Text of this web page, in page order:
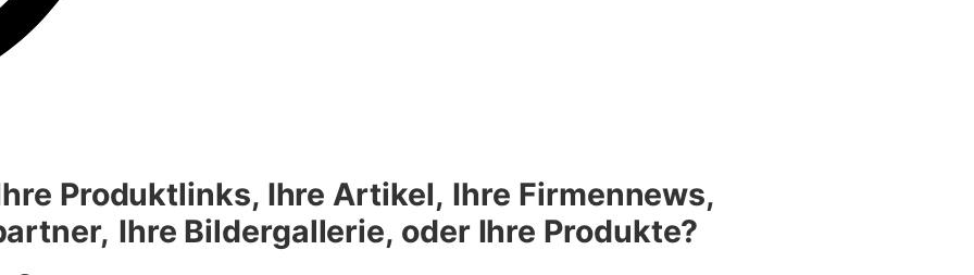
Produktlinks, Ihre Artikel, Ihre Firmennews,
Ihre Bildergallerie, oder Ihre Produkte?